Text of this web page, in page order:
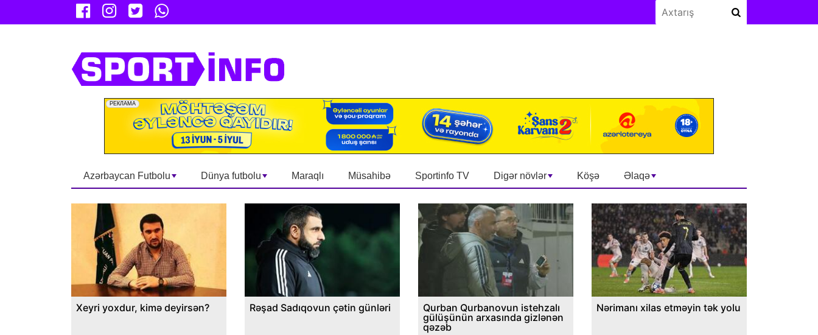
Azərbaycan Futbolu Dünya futbolu Maraqlı Müsahibə Sportinfo TV Digər növlər Köşə Əlaqə
Xeyri yoxdur, kimə deyirsən? Rəşad Sadıqovun çətin günləri
Qurban Qurbanovun istehzalı
gülüşünün arxasında gizlənən
qəzəb
Nərimanı xilas etməyin tək yolu